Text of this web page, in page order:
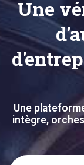
Une
Une
intègre,